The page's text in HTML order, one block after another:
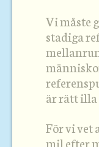
Vi måste
stadiga
är rätt illa
För vi vet
mil efter